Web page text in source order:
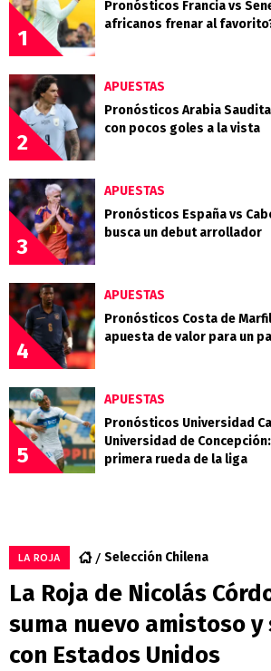
1
Pronósticos Francia vs
africanos frenar al
2
APUESTAS
Pronósticos Arabia
con pocos goles a la vista
3
APUESTAS
Pronósticos España vs
busca un debut arrollador
4
APUESTAS
Pronósticos Costa de
apuesta de valor para un
5
APUESTAS
Pronósticos Universidad
Universidad de
primera rueda de la liga
LA ROJA Selección Chilena
La Roja de Nicolás
suma nuevo amistoso y
con Estados Unidos